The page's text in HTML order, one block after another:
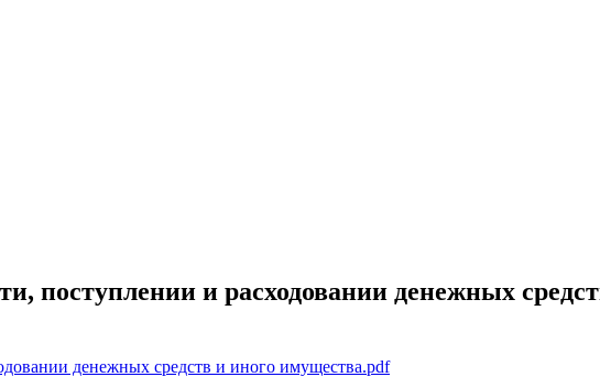
поступлении и расходовании денежных
денежных средств и иного имущества.pdf